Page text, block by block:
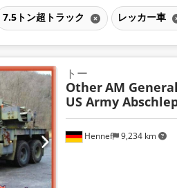
7.5トン超トラック レッカー車
Hennef 9,234 km
トー
OtherAM
US Army